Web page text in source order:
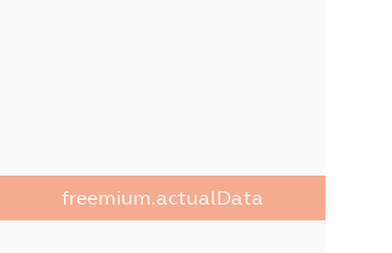
freemium.actualData